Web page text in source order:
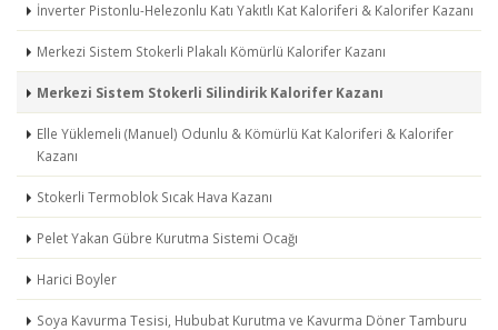
İnverter Pistonlu-Helezonlu Katı Yakıtlı Kat Kaloriferi & Kalorifer Kazanı
Merkezi Sistem Stokerli Plakalı Kömürlü Kalorifer Kazanı
Merkezi Sistem Stokerli Silindirik Kalorifer Kazanı
Elle Yüklemeli (Manuel) Odunlu & Kömürlü Kat Kaloriferi & Kalorifer
Kazanı
Stokerli Termoblok Sıcak Hava Kazanı
Pelet Yakan Gübre Kurutma Sistemi Ocağı
Harici Boyler
Soya Kavurma Tesisi, Hububat Kurutma ve Kavurma Döner Tamburu